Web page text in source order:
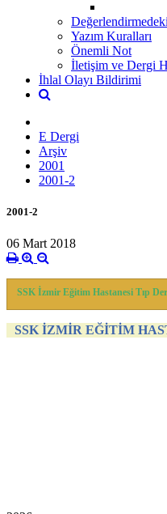
Yazım Kuralları
Önemli Not
İletişim ve Dergi
İhlal Olayı Bildirimi
E Dergi
Arşiv
2001
2001-2
2001-2
06 Mart 2018
SSK İzmir Eğitim Hastanesi Tıp
SSK İZMİR EĞİTİM